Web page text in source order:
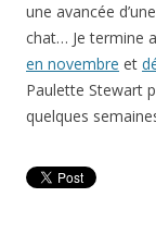
une avancée
chat… Je termine
en novembre et
Paulette Stewart
quelques